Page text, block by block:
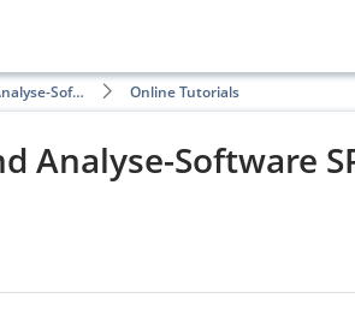
Sof… Online Tutorials
Analyse-Software